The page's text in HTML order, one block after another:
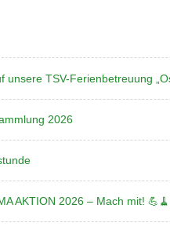
unsere TSV-Ferienbetreuung
2026
AKTION 2026 – Mach mit! 💪🧹